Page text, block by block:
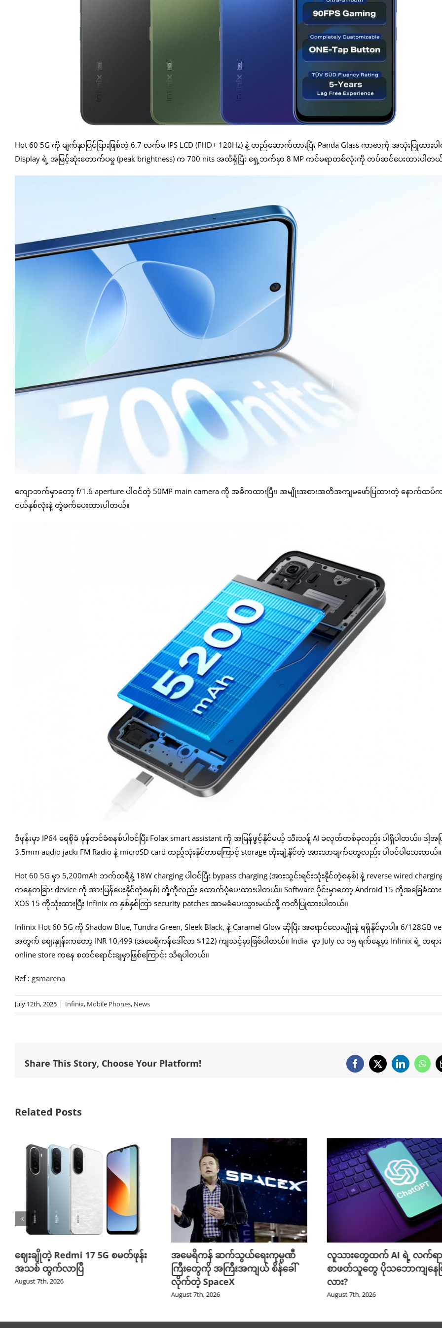
Hot 60 5G ကို မျက်နှာပြင်ပြားဖြစ်တဲ့ 6.7 လက်မ IPS LCD (FHD+ 120Hz) နဲ့ တည်ဆောက်ထားပြီး Panda Glass ကာဗာကို အသုံးပြုထား
Display ရဲ့ အမြင့်ဆုံးတောက်ပမှု (peak brightness) က 700 nits အထိရှိပြီး ရှေ့ဘက်မှာ 8 MP ကင်မရာတစ်လုံးကို တပ်ဆင်ပေးထားပါတ
ကျောဘက်မှာတော့ f/1.6 aperture ပါဝင်တဲ့ 50MP main camera ကို အဓိကထားပြီး၊ အမျိုးအစားအတိအကျမဖော်ပြထားတဲ့ နောက်ထပ်
ငယ်နှစ်လုံးနဲ့ တွဲဖက်ပေးထားပါတယ်။
ဒီဖုန်းမှာ IP64 ရေစိုခံ ဖုန်တင်ခံစနစ်ပါဝင်ပြီး Folax smart assistant ကို အမြန်ဖွင့်နိုင်မယ့် သီးသန့် AI ခလုတ်တစ်ခုလည်း ပါရှိပါတယ်။ ဒါ့အပ
3.5mm audio jack၊ FM Radio နဲ့ microSD card ထည့်သုံးနိုင်တာကြောင့် storage တိုးချဲ့နိုင်တဲ့ အားသာချက်တွေလည်း ပါဝင်ပါသေးတယ်။
Hot 60 5G မှာ 5,200mAh ဘက်ထရီနဲ့ 18W charging ပါဝင်ပြီး bypass charging (အားသွင်းရင်းသုံးနိုင်တဲ့စနစ်) နဲ့ reverse wired
ကနေတခြား device ကို အားပြန်ပေးနိုင်တဲ့စနစ်) တို့ကိုလည်း ထောက်ပံ့ပေးထားပါတယ်။ Software ပိုင်းမှာတော့ Android 15 ကိုအခြေခံထာ
XOS 15 ကိုသုံးထားပြီး Infinix က နှစ်နှစ်ကြာ security patches အာမခံပေးသွားမယ်လို့ ကတိပြုထားပါတယ်။
Infinix Hot 60 5G ကို Shadow Blue, Tundra Green, Sleek Black, နဲ့ Caramel Glow ဆိုပြီး အရောင်လေးမျိုးနဲ့ ရရှိနိုင်မှာပါ။ 6/128GB
အတွက် ဈေးနှုန်းကတော့ INR 10,499 (အမေရိကန်ဒေါ်လာ $122) ကျသင့်မှာဖြစ်ပါတယ်။ India မှာ July လ ၁၅ ရက်နေ့မှာ Infinix ရဲ့ တရာ
online store ကနေ စတင်ရောင်းချမှာဖြစ်ကြောင်း သိရပါတယ်။
Ref : gsmarena
July 12th, 2025 | Infinix, Mobile Phones, News
Share This Story, Choose Your Platform! Facebook
X LinkedIn
Related Posts
ဈေးချိုတဲ့ Redmi 17 5G စမတ်ဖုန်း
အသစ် ထွက်လာပြီ
August 7th, 2026
အမေရိကန် ဆက်သွယ်ရေးကုမ္ပဏီ
ကြီးတွေကို အကြီးအကျယ် စိန်ခေါ်
လိုက်တဲ့ SpaceX
August 7th, 2026
လူသားတွေထက် AI ရဲ့ လက်ရ
စာဖတ်သူတွေ ပိုသဘောကျနေပ
လား?
August 7th, 2026